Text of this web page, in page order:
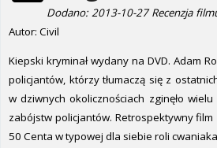
Dodano: 2013-10-27 Recenzja
Autor: Civil
Kiepski kryminał wydany na DVD. Adam
policjantów, którzy tłumaczą się z
w dziwnych okolicznościach zginęło
zabójstw policjantów. Retrospektywny
50 Centa w typowej dla siebie roli